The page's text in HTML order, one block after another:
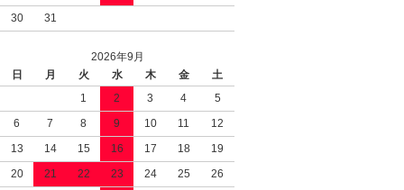
30
31
2026年9月
日
月 火 水 木 金
土
1
2 3 4
5
6
7 8 9 10 11
12
13
14 15 16 17 18
19
20
21 22 23 24 25
26